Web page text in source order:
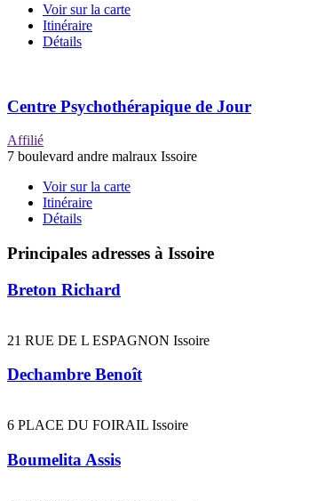
Voir sur la carte
Itinéraire
Détails
Centre Psychothérapique de Jour
Affilié
7 boulevard andre malraux Issoire
Voir sur la carte
Itinéraire
Détails
Principales adresses à Issoire
Breton Richard
21 RUE DE L ESPAGNON Issoire
Dechambre Benoît
6 PLACE DU FOIRAIL Issoire
Boumelita Assis